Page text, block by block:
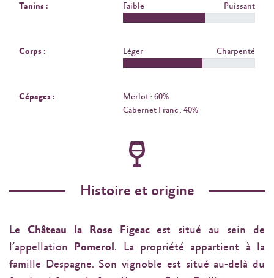
Tanins : Faible Puissant
Corps : Léger Charpenté
Cépages :
Merlot : 60%
Cabernet Franc : 40%
Histoire et origine
Le Château la Rose Figeacest situé au sein de
l’appellation
Pomerol . La propriété appartient à la
famille Despagne. Son vignoble est situé au-delà du